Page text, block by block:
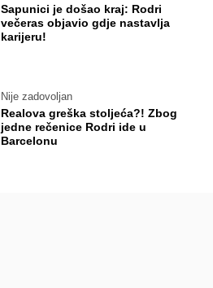
Sapunici je došao kraj: Rodri
večeras objavio gdje nastavlja
karijeru!
Nije zadovoljan
Realova greška stoljeća?! Zbog
jedne rečenice Rodri ide u
Barcelonu